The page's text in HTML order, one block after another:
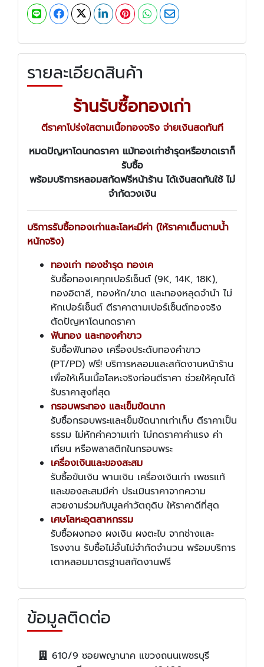
รายละเอียดสินค้า
ร้านรับซื้อทองเก่า
ตีราคาโปร่งใสตามเนื้อทองจริง จ่ายเงินสดทันที
หมดปัญหาโดนกดราคา แม้ทองเก่าชำรุดหรือขาดเราก็
รับซื้อ
พร้อมบริการหลอมสกัดฟรีหน้าร้าน ได้เงินสดทันใช้ ไม่
จำกัดวงเงิน
บริการรับซื้อทองเก่าและโลหะมีค่า (ให้ราคาเต็มตามน้ำ
หนักจริง)
ทองเก่า ทองชำรุด ทองเค
รับซื้อทองเคทุกเปอร์เซ็นต์ (9K, 14K, 18K),
ทองอิตาลี, ทองหัก/ขาด และทองหลุดจำนำ ไม่
หักเปอร์เซ็นต์ ตีราคาตามเปอร์เซ็นต์ทองจริง
ตัดปัญหาโดนกดราคา
ฟันทอง และทองคำขาว
รับซื้อฟันทอง เครื่องประดับทองคำขาว
(PT/PD) ฟรี! บริการหลอมและสกัดงานหน้าร้าน
เพื่อให้เห็นเนื้อโลหะจริงก่อนตีราคา ช่วยให้คุณได้
รับราคาสูงที่สุด
กรอบพระทอง และเข็มขัดนาก
รับซื้อกรอบพระและเข็มขัดนากเก่าเก็บ ตีราคาเป็น
ธรรม ไม่หักค่าความเก่า ไม่กดราคาค่าแรง ค่า
เทียน หรือพลาสติกในกรอบพระ
เครื่องเงินและของสะสม
รับซื้อขันเงิน พานเงิน เครื่องเงินเก่า เพชรแท้
และของสะสมมีค่า ประเมินราคาจากความ
สวยงามร่วมกับมูลค่าวัตถุดิบ ให้ราคาดีที่สุด
เศษโลหะอุตสาหกรรม
รับซื้อผงทอง ผงเงิน ผงตะไบ จากช่างและ
โรงงาน รับซื้อไม่อั้นไม่จำกัดจำนวน พร้อมบริการ
เตาหลอมมาตรฐานสกัดงานฟรี
ข้อมูลติดต่อ
610/9 ซอยพญานาค แขวงถนนเพชรบุรี